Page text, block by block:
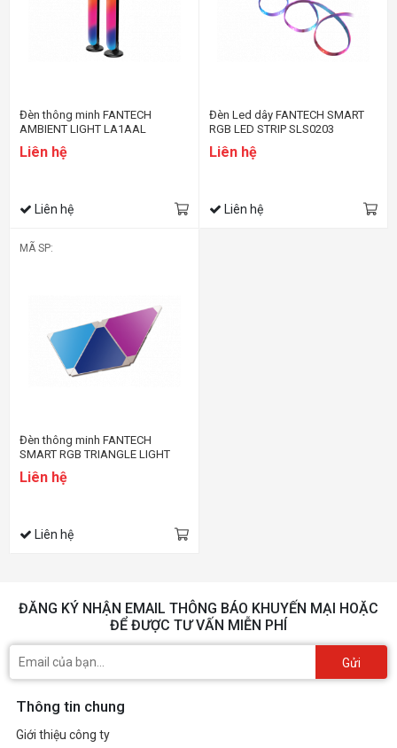
Đèn thông minh FANTECH
AMBIENT LIGHT LA1AAL
Liên hệ
Liên hệ
Đèn Led dây FANTECH SMART
RGB LED STRIP SLS0203
Liên hệ
Liên hệ
MÃ SP:
Đèn thông minh FANTECH
SMART RGB TRIANGLE LIGHT
PANELS SLP0103
Liên hệ
Liên hệ
ĐĂNG KÝ NHẬN EMAIL THÔNG BÁO KHUYẾN MẠI HOẶC
ĐỂ ĐƯỢC TƯ VẤN MIỄN PHÍ
Gửi
Thông tin chung
Giới thiệu công ty